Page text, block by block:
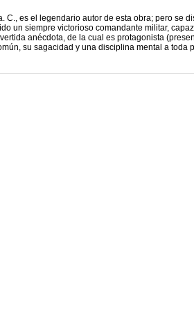
C., es el legendario autor de esta obra; pero se
un siempre victorioso comandante militar,
anécdota, de la cual es protagonista
su sagacidad y una disciplina mental a toda